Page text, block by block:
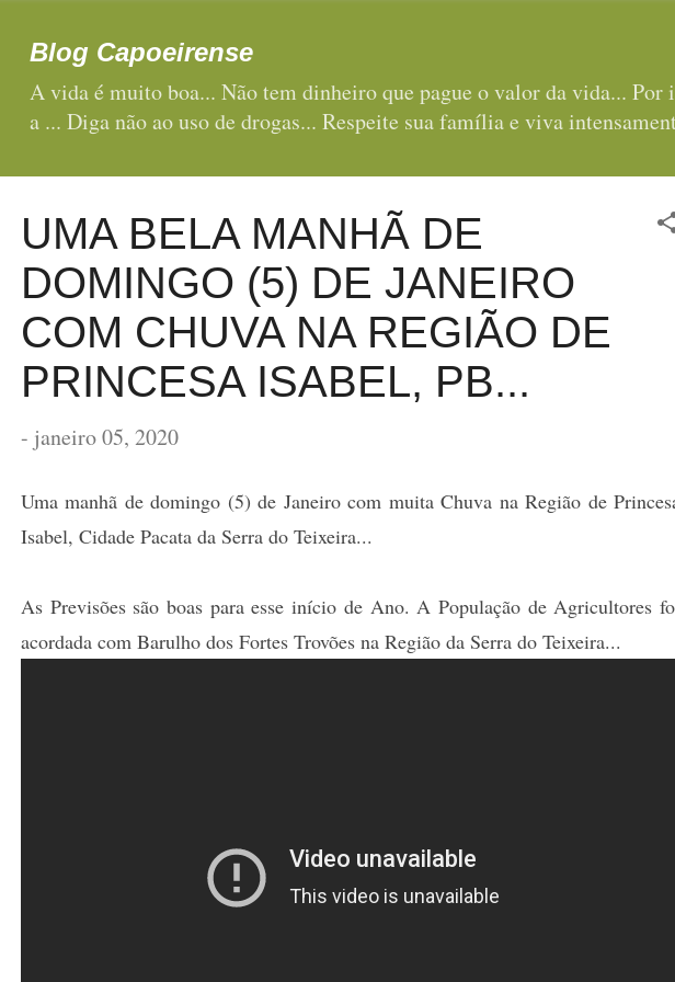
Blog Capoeirense
A vida é muito boa... Não tem dinheiro que pague o valor da vida... Por
a ... Diga não ao uso de drogas... Respeite sua família e viva
UMA BELA MANHÃ DE
DOMINGO (5) DE JANEIRO
COM CHUVA NA REGIÃO DE
PRINCESA ISABEL, PB...
- janeiro 05, 2020
Uma manhã de domingo (5) de Janeiro com muita Chuva na Região de
Isabel, Cidade Pacata da Serra do Teixeira...
As Previsões são boas para esse início de Ano. A População de Agricultores
acordada com Barulho dos Fortes Trovões na Região da Serra do Teixeira...